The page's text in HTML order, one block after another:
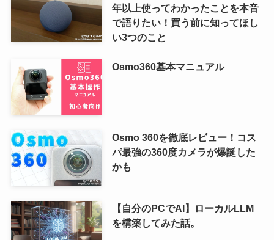
年以上使ってわかったことを本音
で語りたい！買う前に知ってほし
い3つのこと
Osmo360基本マニュアル
Osmo 360を徹底レビュー！コス
パ最強の360度カメラが爆誕した
かも
【自分のPCでAI】ローカルLLM
を構築してみた話。